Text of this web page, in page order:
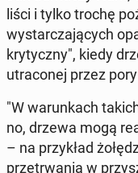
liści i tylko trochę
wy­star­cza­ją­cych
kry­tycz­ny", kiedy
utra­co­nej przez
"W wa­run­kach
no, drzewa mogą
– na przy­kład
prze­trwa­nia w